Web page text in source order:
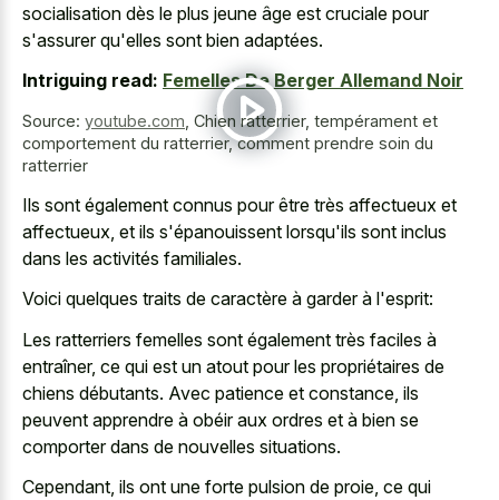
socialisation dès le plus jeune âge est cruciale pour
s'assurer qu'elles sont bien adaptées.
Intriguing read: Femelles De Berger Allemand Noir
Source: youtube.com Chien ratterrier, tempérament et
comportement du ratterrier, comment prendre soin du
ratterrier
Ils sont également connus pour être très affectueux et
affectueux, et ils s'épanouissent lorsqu'ils sont inclus
dans les activités familiales.
Voici quelques traits de caractère à garder à l'esprit:
Les ratterriers femelles sont également très faciles à
entraîner, ce qui est un atout pour les propriétaires de
chiens débutants. Avec patience et constance, ils
peuvent apprendre à obéir aux ordres et à bien se
comporter dans de nouvelles situations.
Cependant, ils ont une forte pulsion de proie, ce qui